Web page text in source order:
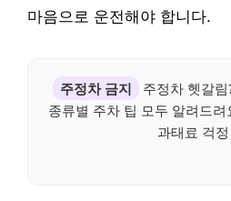
마음으로 운전해야 합니다.
주정차 금지
주정차 헷갈
종류별 주차 팁 모두 알려드
과태료 걱